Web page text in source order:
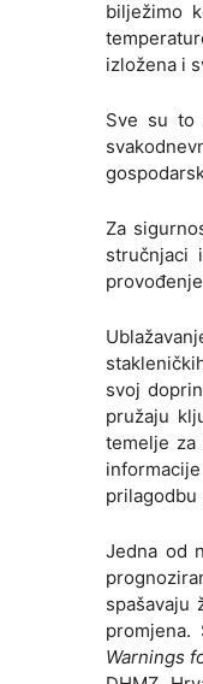
bilježimo
izložena i
Sve su to
Za
stručnjaci
svoj
pružaju
temelje za
prilagodbu
Jedna od
spašavaju
Warnings